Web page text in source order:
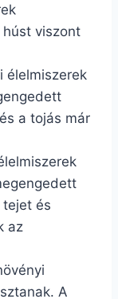
viszont
élelmiszerek
a tojás már
tejet és
az
A